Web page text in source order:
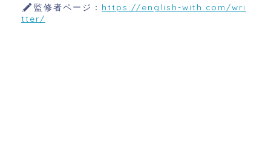
監修者ページ： https://english-with.com/wri
tter/